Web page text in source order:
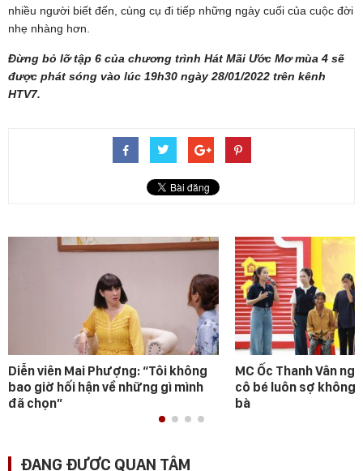
nhiều người biết đến, cùng cụ đi tiếp những ngày cuối của cuộc đời
nhẹ nhàng hơn.
Đừng bỏ lỡ tập 6 của chương trình Hát Mãi Ước Mơ mùa 4 sẽ
được phát sóng vào lúc 19h30 ngày 28/01/2022 trên kênh
HTV7.
Diễn viên Mai Phượng: “Tôi không
bao giờ hối hận về những gì mình
đã chọn”
MC Ốc Thanh Vân
cô bé luôn sợ không
bà
ĐANG ĐƯỢC QUAN TÂM